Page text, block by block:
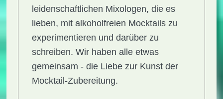
leidenschaftlichen Mixologen, die es
lieben, mit alkoholfreien Mocktails zu
experimentieren und darüber zu
schreiben. Wir haben alle etwas
gemeinsam - die Liebe zur Kunst der
Mocktail-Zubereitung.